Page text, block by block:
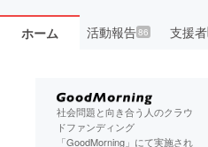
ホーム 活動報告86 支援者
社会問題と向き合う人のクラウ
ドファンディング
「GoodMorning」にて実施され